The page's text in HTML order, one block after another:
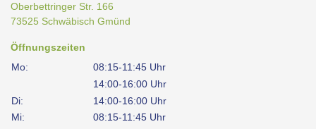
Oberbettringer Str. 166
73525 Schwäbisch Gmünd
Öffnungszeiten
Mo:
08:15-11:45 Uhr
14:00-16:00 Uhr
Di:
14:00-16:00 Uhr
Mi:
08:15-11:45 Uhr